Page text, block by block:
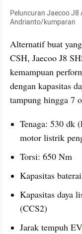
Peluncuran Jaecoo J8
Andrianto/kumparan
Alternatif buat
CSH, Jaecoo J8
kemampuan
dengan kapasitas
tampung hingga 7
Tenaga: 530 dk
motor listrik
Torsi: 650 Nm
Kapasitas
Kapasitas daya
(CCS2)
Jarak tempuh